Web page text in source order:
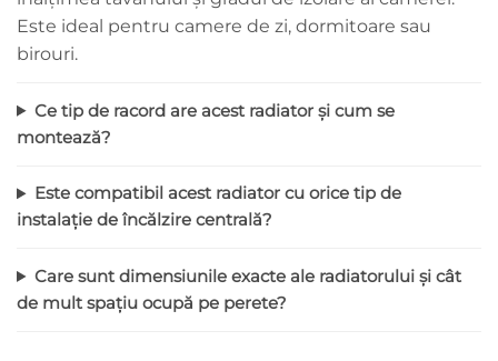
Este ideal pentru camere de zi, dormitoare sau
birouri.
Ce tip de racord are acest radiator și cum se
montează?
Este compatibil acest radiator cu orice tip de
instalație de încălzire centrală?
Care sunt dimensiunile exacte ale radiatorului și cât
de mult spațiu ocupă pe perete?